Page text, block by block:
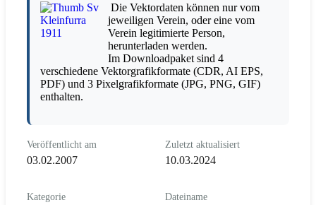
Die Vektordaten können nur vom
jeweiligen Verein, oder eine vom
Verein legitimierte Person,
herunterladen werden.
Im Downloadpaket sind 4
verschiedene Vektorgrafikformate (CDR, AI EPS,
PDF) und 3 Pixelgrafikformate (JPG, PNG, GIF)
enthalten.
Veröffentlicht am
03.02.2007
Zuletzt aktualisiert
10.03.2024
Kategorie Dateiname